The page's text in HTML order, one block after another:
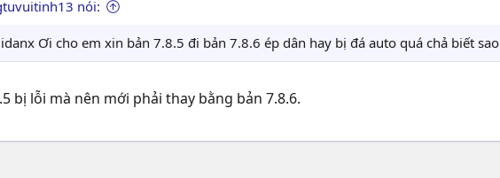
nói:
Ơi cho em xin bản 7.8.5 đi bản 7.8.6 ép dân hay bị đá auto quá chả biết sao
bị lỗi mà nên mới phải thay bằng bản 7.8.6.